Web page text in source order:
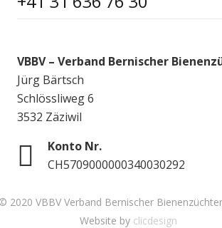
VBBV – Verband Bernischer
Jürg Bärtsch
Schlössliweg 6
3532 Zäziwil
Konto Nr.
CH5709000000340030292
2020 VBBV Verband Bernischer
Website by clicdesign